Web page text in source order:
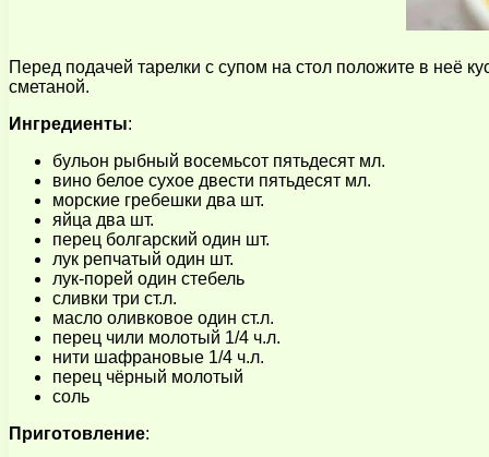
Перед подачей тарелки с супом на стол положите в неё
сметаной.
Ингредиенты:
бульон рыбный восемьсот пятьдесят мл.
вино белое сухое двести пятьдесят мл.
морские гребешки два шт.
яйца два шт.
перец болгарский один шт.
лук репчатый один шт.
лук-порей один стебель
сливки три ст.л.
масло оливковое один ст.л.
перец чили молотый 1/4 ч.л.
нити шафрановые 1/4 ч.л.
перец чёрный молотый
соль
Приготовление: